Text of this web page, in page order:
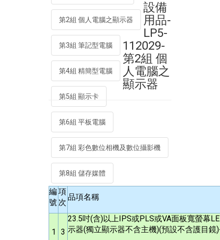
第2組 個人電腦之顯示器
第3組 筆記型電腦
第4組 精簡型電腦
第5組 顯示卡
第6組 平板電腦
第7組 彩色數位相機及數位攝影機
第8組 儲存媒體
設備
用品-
LP5-
112029-
第2組 個
人電腦之
顯示器
編
號
項
次
品項名稱
1 3
23.5吋(含)以上IPS或PLS或VA面板寬螢幕
示器(獨立顯示器不含主機)(預設不含護目